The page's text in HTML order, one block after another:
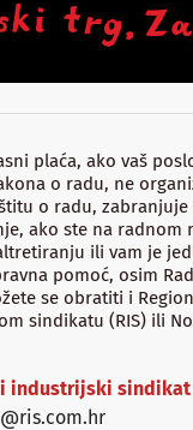
plaća, ako vaš
o radu, ne
o radu,
ako ste na radnom
ili vam je
pomoć, osim
se obratiti i
sindikatu (RIS) ili
industrijski sindikat